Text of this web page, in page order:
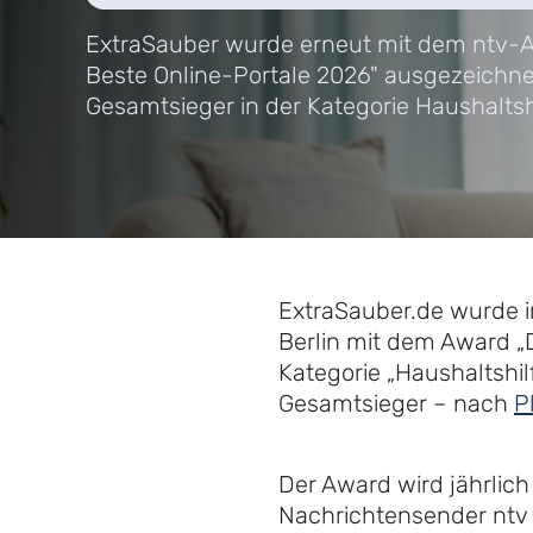
ExtraSauber wurde erneut mit dem ntv-
Beste Online-Portale 2026"
Gesamtsieger in der Kategorie
ExtraSauber.de wurde
Berlin mit dem Award
Kategorie
Gesamtsieger – nach
Der Award wird
Nachrichtensender ntv